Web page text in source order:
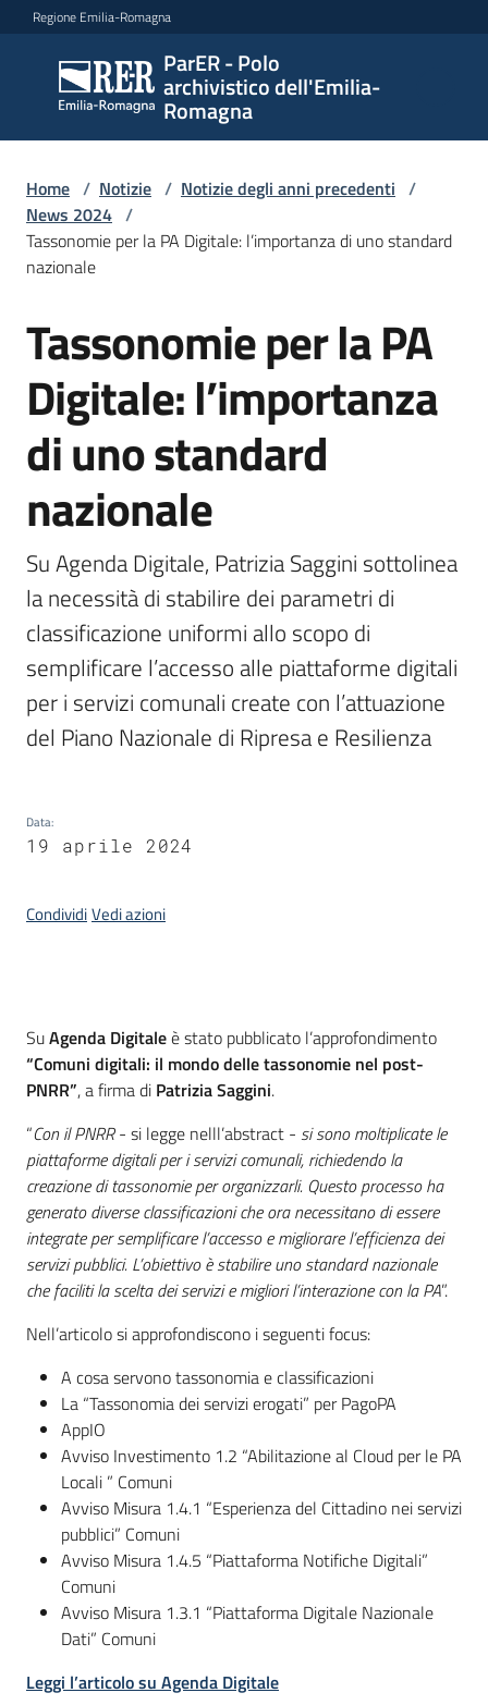
Vai al contenuto
Vai alla navigazione
Vai al footer
Regione Emilia-Romagna
ParER - Polo
archivistico dell'Emilia-
Romagna
ParER -
Polo
archivistico
Romagna
Polo
Archivio
storico
Conservazione
Argomenti
Contatti
Seguici
su
Home / Notizie / Notizie degli anni precedenti /
News 2024 /
Tassonomie per la PA Digitale: l’importanza di uno standard
nazionale
Salta al contenuto
Tassonomie per la PA
Digitale: l’importanza
di uno standard
nazionale
Su Agenda Digitale, Patrizia Saggini sottolinea
la necessità di stabilire dei parametri di
classificazione uniformi allo scopo di
semplificare l’accesso alle piattaforme digitali
per i servizi comunali create con l’attuazione
del Piano Nazionale di Ripresa e Resilienza
Data:
19 aprile 2024
CondividiVedi azioni
Introduzione
SuAgenda Digitaleè stato pubblicato l’approfondimento
“Comuni digitali: il mondo delle tassonomie nel post-
PNRR”, a firma di Patrizia Saggini.
“Con il PNRR- si legge nelll’abstract - si sono moltiplicate le
piattaforme digitali per i servizi comunali, richiedendo la
creazione di tassonomie per organizzarli. Questo processo ha
generato diverse classificazioni che ora necessitano di essere
integrate per semplificare l’accesso e migliorare l’efficienza dei
servizi pubblici. L’obiettivo è stabilire uno standard nazionale
che faciliti la scelta dei servizi e migliori l’interazione con la PA”.
Nell’articolo si approfondiscono i seguenti focus:
A cosa servono tassonomia e classificazioni
La “Tassonomia dei servizi erogati” per PagoPA
AppIO
Avviso Investimento 1.2 “Abilitazione al Cloud per le PA
Locali ” Comuni
Avviso Misura 1.4.1 “Esperienza del Cittadino nei servizi
pubblici” Comuni
Avviso Misura 1.4.5 “Piattaforma Notifiche Digitali”
Comuni
Avviso Misura 1.3.1 “Piattaforma Digitale Nazionale
Dati” Comuni
Leggi l’articolo su Agenda Digitale